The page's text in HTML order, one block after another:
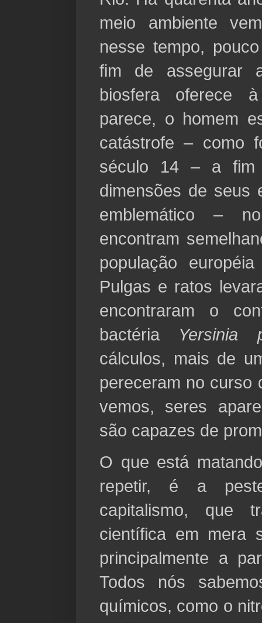
meio ambiente
nesse tempo,
fim de assegurar
biosfera oferece
parece, o homem
catástrofe – como
século 14 – a fim
dimensões de seus
emblemático –
encontram
população
Pulgas e ratos
encontraram o
bactéria Yersinia
cálculos, mais de
pereceram no curso
vemos, seres
são capazes de
O que está
repetir, é a
capitalismo, que
científica em mera
principalmente a
Todos nós
químicos, como o